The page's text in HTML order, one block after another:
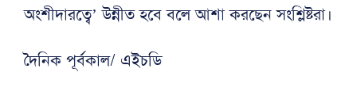
অংশীদারত্বে’ উন্নীত হবে বলে আশা করছেন সংশ্লিষ্টরা।
দৈনিক পূর্বকাল/ এইচডি